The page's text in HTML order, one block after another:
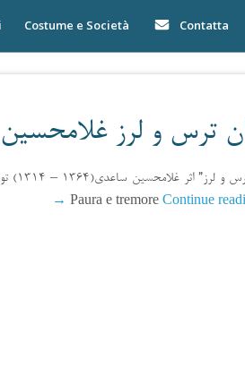
Costume e Società Contatta
ترس و لرز
Continue
→